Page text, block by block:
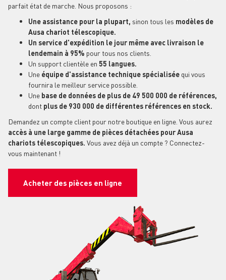
parfait état de marche. Nous proposons :
Une assistance pour la plupart, sinon tous les modèles de
Ausa chariot télescopique.
Un service d'expédition le jour même avec livraison le
lendemain à 95% pour tous nos clients.
Un support clientèle en 55 langues.
Une équipe d'assistance technique spécialisée qui vous
fournira le meilleur service possible.
Une base de données de plus de 49 500 000 de références,
dont plus de 930 000 de différentes références en stock.
Demandez un compte client pour notre boutique en ligne. Vous aurez
accès à une large gamme de pièces détachées pour Ausa
chariots télescopiques. Vous avez déjà un compte ? Connectez-
vous maintenant !
Acheter des pièces en ligne